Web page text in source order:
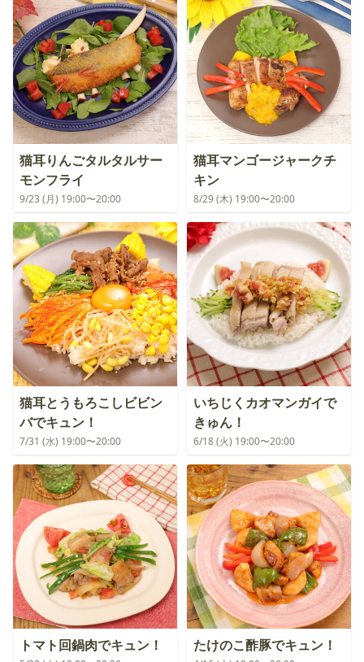
猫耳りんごタルタルサー
モンフライ
9/23 (月) 19:00〜20:00
猫耳マンゴージャークチ
キン
8/29 (木) 19:00〜20:00
猫耳とうもろこしビビン
バでキュン！
7/31 (水) 19:00〜20:00
いちじくカオマンガイで
きゅん！
6/18 (火) 19:00〜20:00
トマト回鍋肉でキュン！ たけのこ酢豚でキュン！